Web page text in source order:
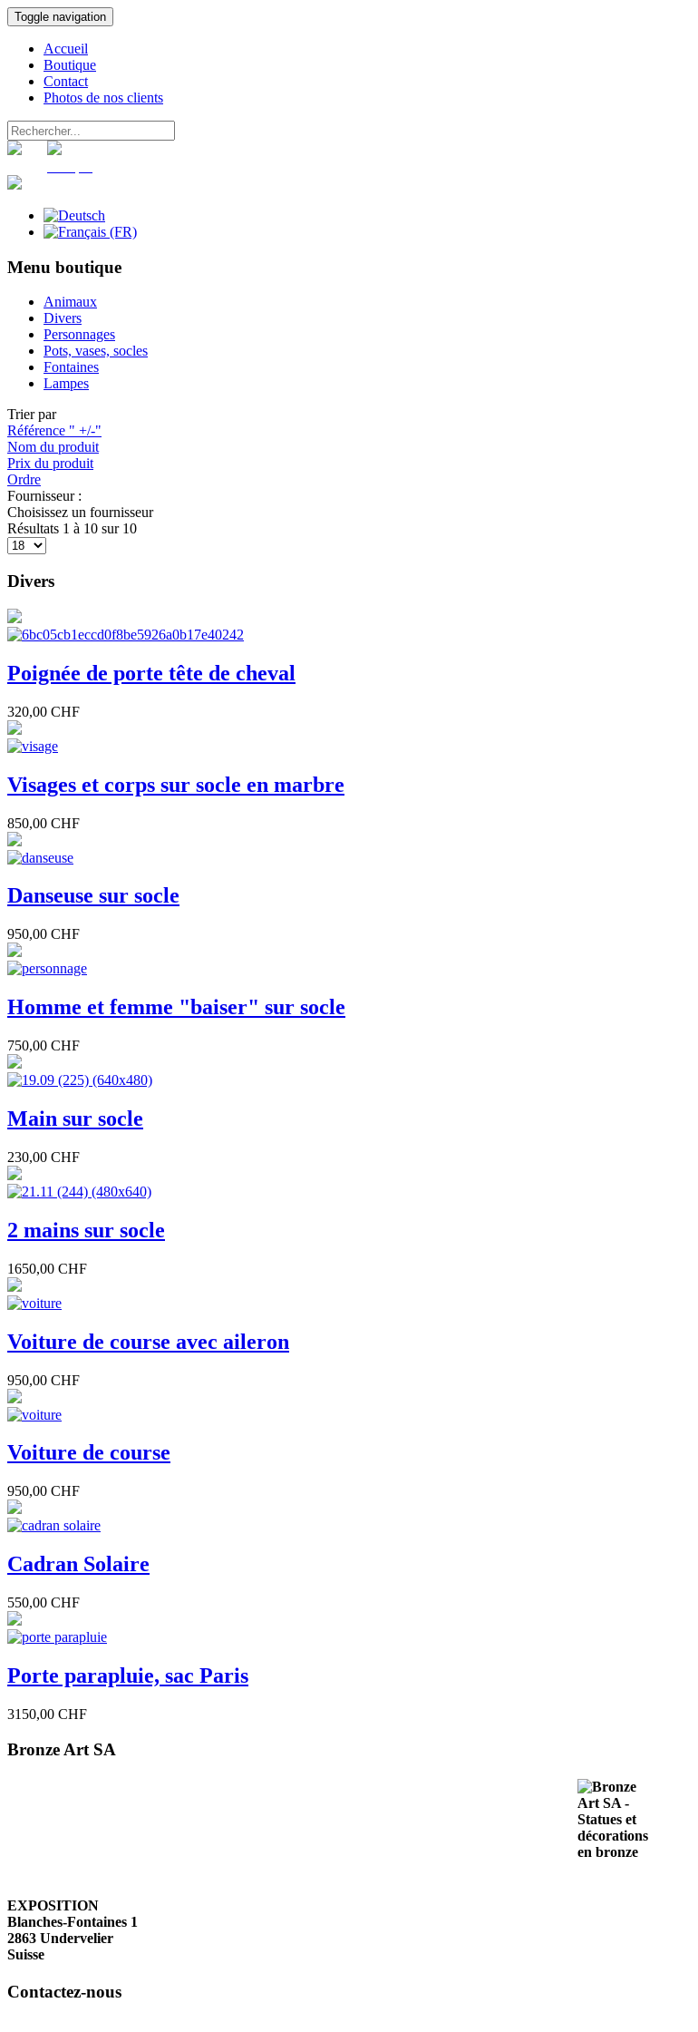
Toggle navigation
Accueil
Boutique
Contact
Photos de nos clients
Menu boutique
Animaux
Divers
Personnages
Pots, vases, socles
Fontaines
Lampes
Trier par
Référence " +/-"
Nom du produit
Prix du produit
Ordre
Fournisseur :
Choisissez un fournisseur
Résultats 1 à 10 sur 10
Divers
Poignée de porte tête de cheval
320,00 CHF
Visages et corps sur socle en marbre
850,00 CHF
Danseuse sur socle
950,00 CHF
Homme et femme "baiser" sur socle
750,00 CHF
Main sur socle
230,00 CHF
2 mains sur socle
1650,00 CHF
Voiture de course avec aileron
950,00 CHF
Voiture de course
950,00 CHF
Cadran Solaire
550,00 CHF
Porte parapluie, sac Paris
3150,00 CHF
Bronze Art SA
EXPOSITION
Blanches-Fontaines 1
2863 Undervelier
Suisse
Contactez-nous